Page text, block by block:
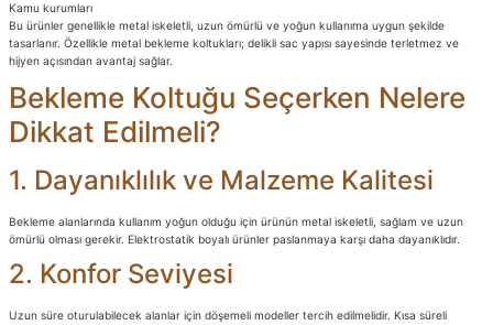
Kamu kurumları
Bu ürünler genellikle metal iskeletli, uzun ömürlü ve yoğun kullanıma uygun şekilde
tasarlanır. Özellikle metal bekleme koltukları; delikli sac yapısı sayesinde terletmez ve
hijyen açısından avantaj sağlar.
Bekleme Koltuğu Seçerken Nelere
Dikkat Edilmeli?
1. Dayanıklılık ve Malzeme Kalitesi
Bekleme alanlarında kullanım yoğun olduğu için ürünün metal iskeletli, sağlam ve uzun
ömürlü olması gerekir. Elektrostatik boyalı ürünler paslanmaya karşı daha dayanıklıdır.
2. Konfor Seviyesi
Uzun süre oturulabilecek alanlar için döşemeli modeller tercih edilmelidir. Kısa süreli